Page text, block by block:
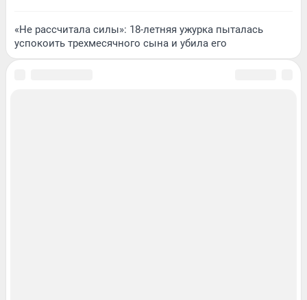
«Не рассчитала силы»: 18-летняя ужурка пыталась
успокоить трехмесячного сына и убила его